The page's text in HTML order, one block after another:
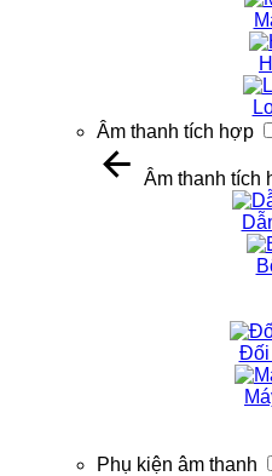
Âm thanh tích hợp
Âm thanh tích
Đối
Phụ kiện âm thanh